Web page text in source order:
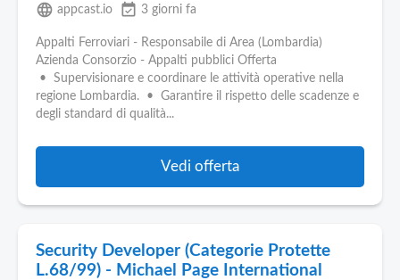
language appcast.io event_available 3 giorni fa
Appalti Ferroviari - Responsabile di Area (Lombardia)
Azienda Consorzio - Appalti pubblici Offerta
• Supervisionare e coordinare le attività operative nella
regione Lombardia. • Garantire il rispetto delle scadenze e
degli standard di qualità...
Vedi offerta
Security Developer (Categorie Protette
L.68/99) - Michael Page International